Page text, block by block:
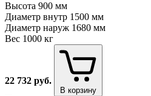
Высота 900 мм
Диаметр внутр 1500 мм
Диаметр наруж 1680 мм
Вес 1000 кг
22 732 руб.
В корзину